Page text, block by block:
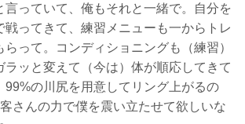
言っていて、俺もそれと一緒で。自分を
戦ってきて、練習メニューも一からトレ
って。コンディショニングも（練習）
ラッと変えて（今は）体が順応してきて
99%の川尻を用意してリング上がるの
さんの力で僕を震い立たせて欲しいな